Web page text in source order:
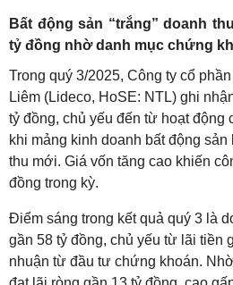
Bất động sản “trắng” doanh
tỷ đồng nhờ danh mục chứng
Trong quý 3/2025, Công ty cổ
Liêm (Lideco, HoSE: NTL) ghi
tỷ đồng, chủ yếu đến từ hoạt động
khi mảng kinh doanh bất động
thu mới. Giá vốn tăng cao khiến
đồng trong kỳ.
Điểm sáng trong kết quả quý 3 là
gần 58 tỷ đồng, chủ yếu từ lãi tiền
nhuận từ đầu tư chứng khoán.